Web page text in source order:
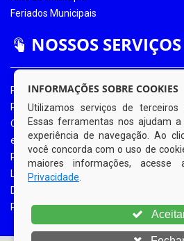
Feriados Municipais
NOSSOS SERVIÇOS
Portal da Transparência
Portal da Transparência COVID-19
Ouvidoria Eletrônica
e-SIC
Processos de Licitação
Licitações em Andamento
Diário Oficial
Portal do Contribuinte
INFORMAÇÕES SOBRE COOKIES
Utilizamos serviços de terceiros
Essas ferramentas nos ajudam
experiência de navegação. Ao
você concorda com o uso de
maiores informações, acesse
Privacidade